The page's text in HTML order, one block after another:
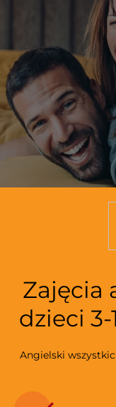
Zajęcia
dzieci
Angielski